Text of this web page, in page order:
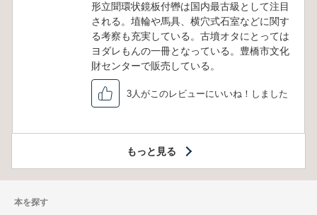
形立聞環状鏡板付轡は国内最古級として注目
される。埴輪や馬具、横穴式石室などに関す
る考察も充実している。古墳オタにとっては
ヨダレもんの一冊となっている。豊橋市文化
財センターで販売している。
3人がこのレビューにいいね！しました
もっと見る
本を探す